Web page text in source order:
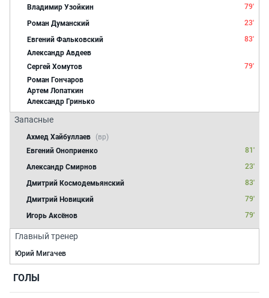
Владимир Узойкин
79'
Роман Думанский
23'
Евгений Фальковский
83'
Александр Авдеев
Сергей Хомутов
79'
Роман Гончаров
Артем Лопаткин
Александр Гринько
Запасные
Ахмед Хайбуллаев
(вр)
Евгений Оноприенко
81'
Александр Смирнов
23'
Дмитрий Космодемьянский
83'
Дмитрий Новицкий
79'
Игорь Аксёнов
79'
Главный тренер
Юрий Мигачев
ГОЛЫ